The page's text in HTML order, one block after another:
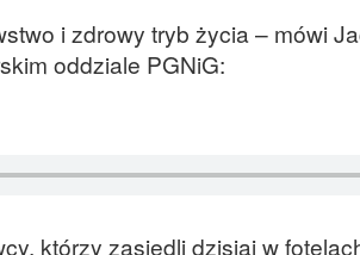
i zdrowy tryb życia – mówi
oddziale PGNiG:
którzy zasiedli dzisiaj w